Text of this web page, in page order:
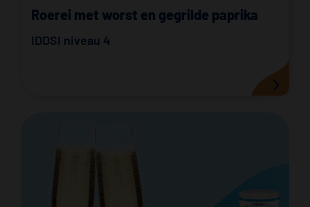
Roerei met worst en gegrilde paprika
IDDSI niveau 4